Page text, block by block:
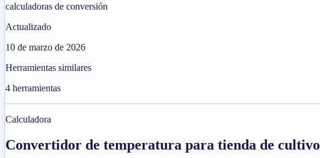
calculadoras de conversión
Actualizado
10 de marzo de 2026
Herramientas similares
4 herramientas
Calculadora
Convertidor de temperatura para tienda de cultivo